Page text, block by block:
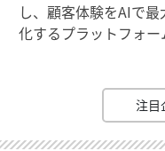
し、顧客体験をAIで最
化するプラットフォー
注目